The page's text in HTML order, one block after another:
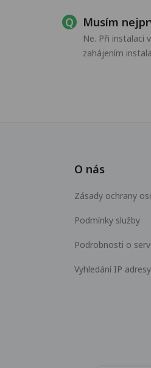
Musím
Ne. Při instalaci
zahájením
O nás
Zásady ochrany
Podmínky služby
Podrobnosti o
Vyhledání IP adresy